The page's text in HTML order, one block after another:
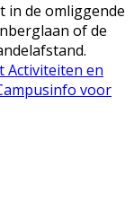
in de omliggende
of de
Activiteiten en
voor